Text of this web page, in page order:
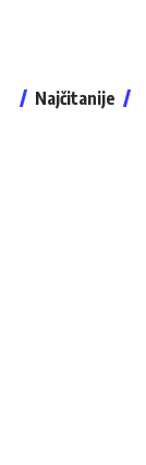
Najčitanije